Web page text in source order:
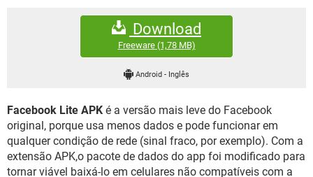
EXCEL
GMAIL
FACEBOOK
EXCEL
GMAIL
WHATSAPP
INSTAGRAM GMAIL
GUIA DE COMPRAS
Download
Freeware(1,78 MB)
Android- Inglês
Facebook Lite APK é a versão mais leve do Facebook
original, porque usa menos dados e pode funcionar em
qualquer condição de rede (sinal fraco, por exemplo). Com a
extensão APK,o pacote de dados do app foi modificado para
tornar viável baixá-lo em celulares não compatíveis com a